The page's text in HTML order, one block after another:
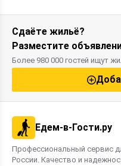
Сдаёте жильё?
Разместите
Более 980 000 гостей ищут
Едем-в-Гости.ру
Профессиональный сервис
России. Качество и